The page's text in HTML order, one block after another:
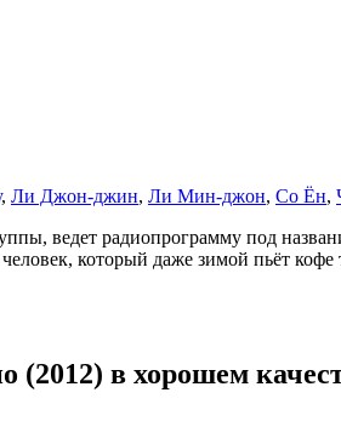
, Ли Джон-джин, Ли Мин-джон, Со Ён,
ведет радиопрограмму под
который даже зимой пьёт кофе
(2012) в хорошем